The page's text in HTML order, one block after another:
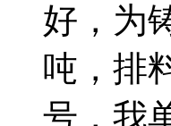
好，为
吨，排
号，我